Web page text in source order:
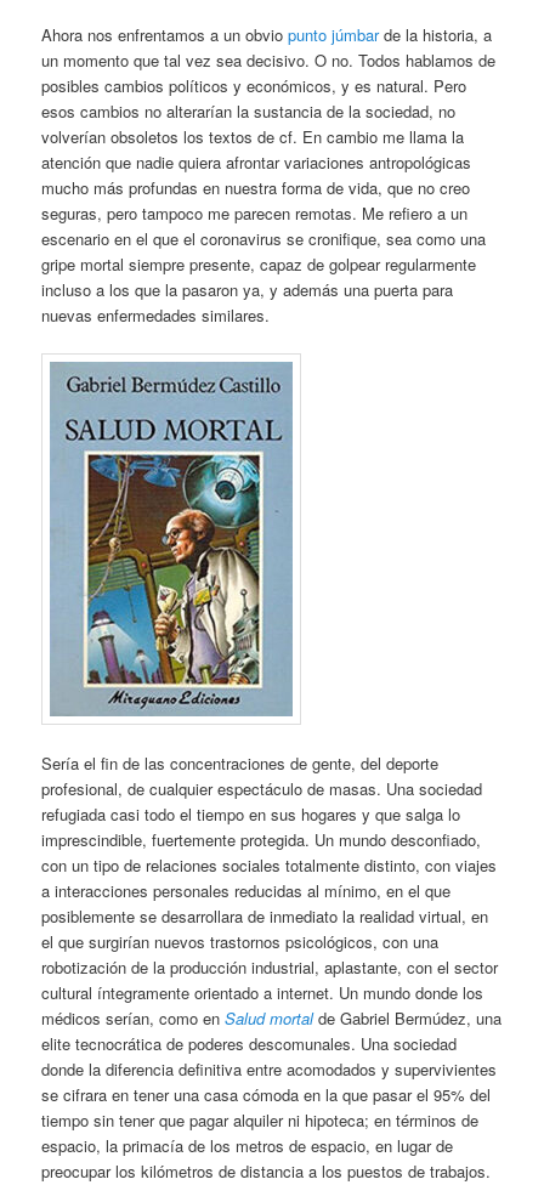
Ahora nos enfrentamos a un obviopunto júmbarde la historia, a
un momento que tal vez sea decisivo. O no. Todos hablamos de
posibles cambios políticos y económicos, y es natural. Pero
esos cambios no alterarían la sustancia de la sociedad, no
volverían obsoletos los textos de cf. En cambio me llama la
atención que nadie quiera afrontar variaciones antropológicas
mucho más profundas en nuestra forma de vida, que no creo
seguras, pero tampoco me parecen remotas. Me refiero a un
escenario en el que el coronavirus se cronifique, sea como una
gripe mortal siempre presente, capaz de golpear regularmente
incluso a los que la pasaron ya, y además una puerta para
nuevas enfermedades similares.
Sería el fin de las concentraciones de gente, del deporte
profesional, de cualquier espectáculo de masas. Una sociedad
refugiada casi todo el tiempo en sus hogares y que salga lo
imprescindible, fuertemente protegida. Un mundo desconfiado,
con un tipo de relaciones sociales totalmente distinto, con viajes
a interacciones personales reducidas al mínimo, en el que
posiblemente se desarrollara de inmediato la realidad virtual, en
el que surgirían nuevos trastornos psicológicos, con una
robotización de la producción industrial, aplastante, con el sector
cultural íntegramente orientado a internet. Un mundo donde los
médicos serían, como enSalud mortalde Gabriel Bermúdez, una
elite tecnocrática de poderes descomunales. Una sociedad
donde la diferencia definitiva entre acomodados y supervivientes
se cifrara en tener una casa cómoda en la que pasar el 95% del
tiempo sin tener que pagar alquiler ni hipoteca; en términos de
espacio, la primacía de los metros de espacio, en lugar de
preocupar los kilómetros de distancia a los puestos de trabajos.